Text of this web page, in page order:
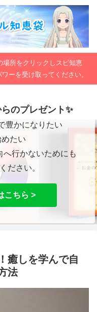
場所をクリックしスピ知恵
ーを受け取ってください。
のプレゼント✨
豊かになりたい
たい
へ行かないためにも
ださい。
こちら >
癒しを学んで自
法